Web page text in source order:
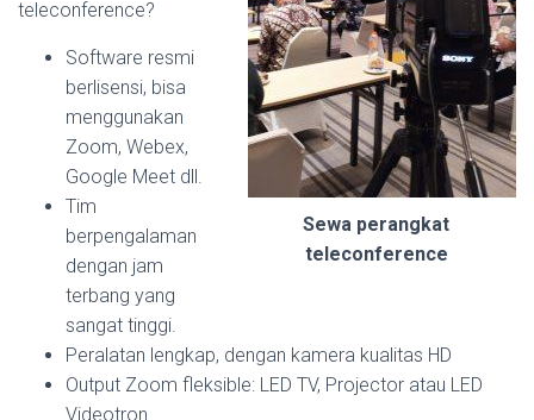
Sewa perangkat
teleconference
teleconference?
Software resmi
berlisensi, bisa
menggunakan
Zoom, Webex,
Google Meet dll.
Tim
berpengalaman
dengan jam
terbang yang
sangat tinggi.
Peralatan lengkap, dengan kamera kualitas HD
Output Zoom fleksible: LED TV, Projector atau LED
Videotron